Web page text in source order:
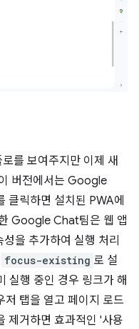
를 보여주지만 이제 새
버전에서는 Google
릭하면 설치된 PWA에
Google Chat팀은 웹 앱
성을 추가하여 실행 처리
focus-existing 로 설
실행 중인 경우 링크가 해
저 탭을 열고 페이지 로드
제거하면 효과적인 '사용